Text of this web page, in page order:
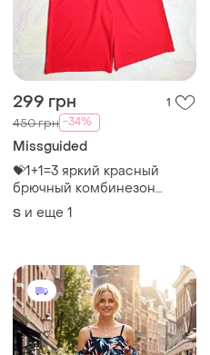
299 грн 1
450 грн -34%
Missguided
💝1+1=3 яркий красный
брючный комбинезон
missguided, размер 44 - 46
S и еще 1